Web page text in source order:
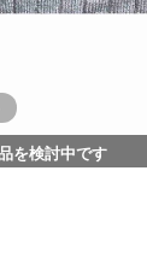
を検討中です